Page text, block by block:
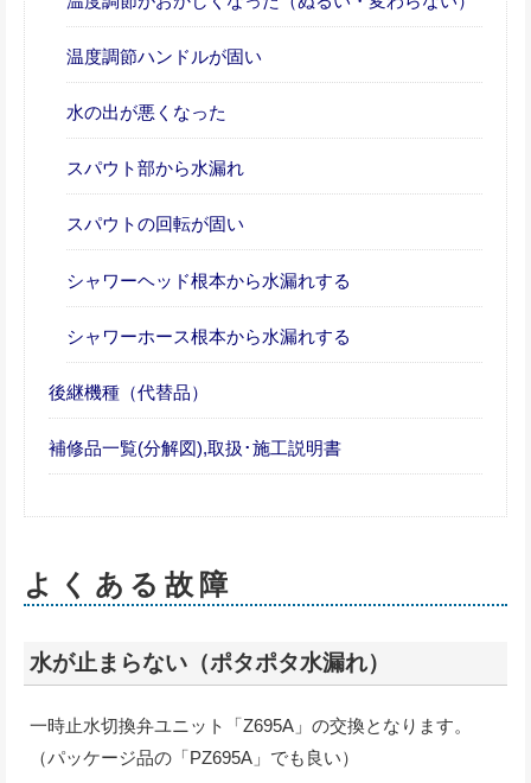
温度調節ハンドルが固い
水の出が悪くなった
スパウト部から水漏れ
スパウトの回転が固い
シャワーヘッド根本から水漏れする
シャワーホース根本から水漏れする
後継機種（代替品）
補修品一覧(分解図),取扱･施工説明書
よくある故障
水が止まらない（ポタポタ水漏れ）
一時止水切換弁ユニット「Z695A」の交換となります。
（パッケージ品の「PZ695A」でも良い）